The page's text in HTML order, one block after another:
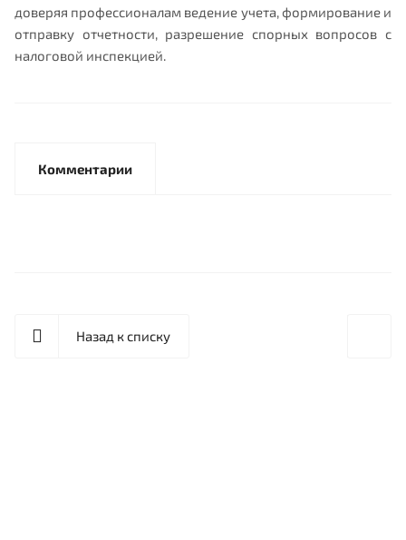
доверяя профессионалам ведение учета, формирование и
отправку отчетности, разрешение спорных вопросов с
налоговой инспекцией.
Комментарии
Назад к списку